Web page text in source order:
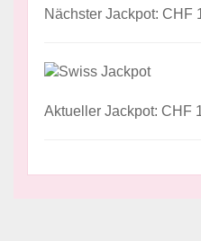
Nächster Jackpot: CHF
Aktueller Jackpot: CHF